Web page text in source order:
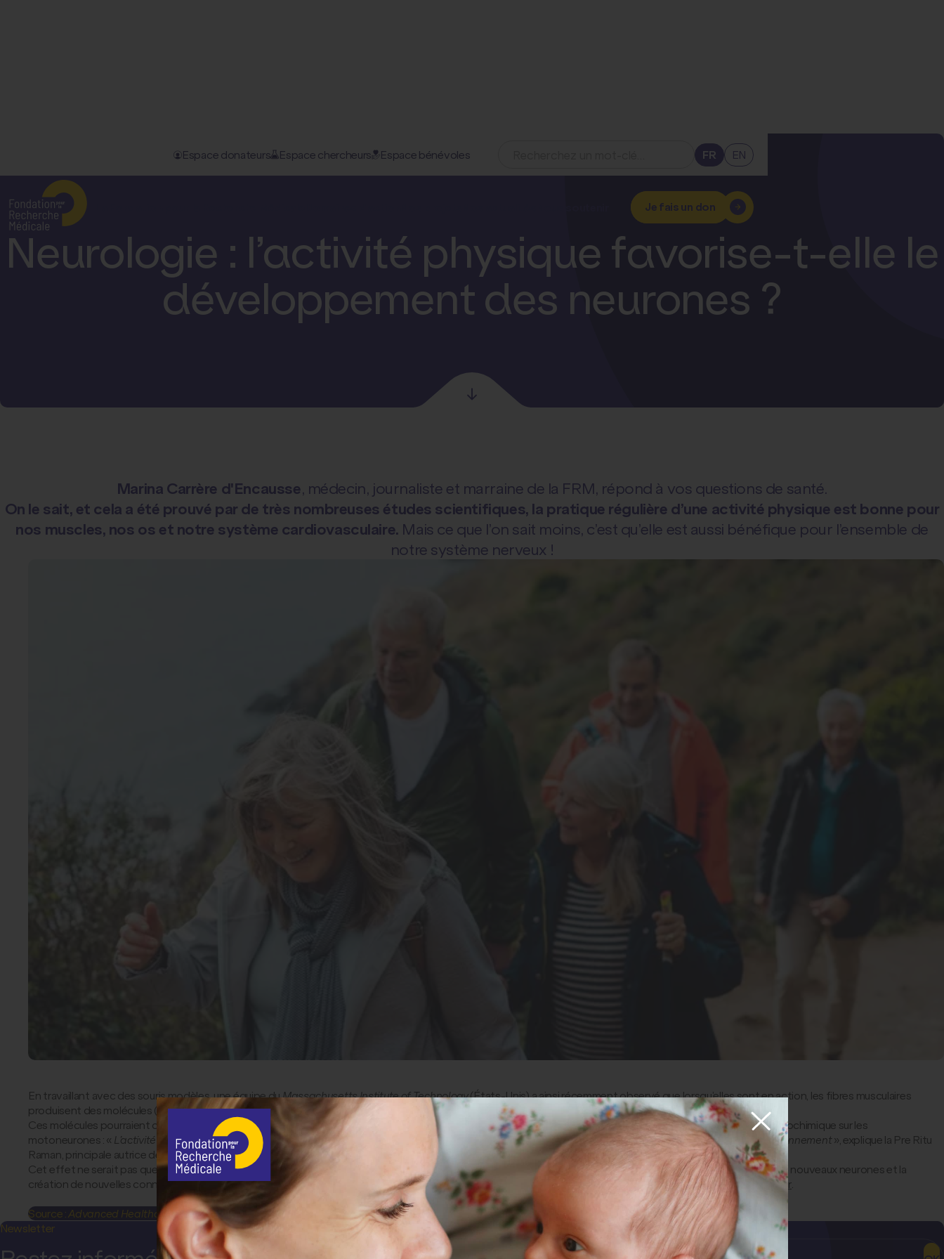
Espace donateurs Espace chercheurs Espace bénévoles FR EN
Je fais un don
Neurologie : l’activité physiq...
Neurologie : l’activité physique favorise-t-elle le
développement des neurones ?
Marina Carrère d'Encausse, médecin, journaliste et marraine de la FRM, répond à vos questions de santé.
On le sait, et cela a été prouvé par de très nombreuses études scientifiques, la pratique régulière d’une activité physique est bonne pour
nos muscles, nos os et notre système cardiovasculaire. Mais ce que l’on sait moins, c’est qu’elle est aussi bénéfique pour l’ensemble de
notre système nerveux !
En travaillant avec des souris modèles, une équipe duMassachusetts Institute of Technology(États-Unis) a ainsi récemment observé que lorsqu’elles sont en action, les fibres musculaires
produisent des molécules (appelées « myokines ») agissant directement sur les fibres nerveuses.
Ces molécules pourraient contribuer à la régénération de nerfs lésés par une blessure ou une maladie neurodégénérative. En outre, ces myokines ont un effet biochimique sur les
motoneurones : « L’activité physique semble avoir un impact, non seulement sur la croissance des motoneurones, mais aussi sur leur maturité et leur bon fonctionnement», explique la Pre Ritu
Raman, principale autrice de cette étude.
Cet effet ne serait pas que local. D’autres études ont par ailleurs montré que ces myokines pouvaient s’accumuler dans le cerveau et y favoriser la croissance de nouveaux neurones et la
création de nouvelles connexions entre neurones. Cela pourrait expliquer l’effet neuroprotecteur de l’activité physique, notamment face à lamaladie d’Alzheimer.
Source :Advanced Healthcare Materials , 10 novembre 2024
Newsletter